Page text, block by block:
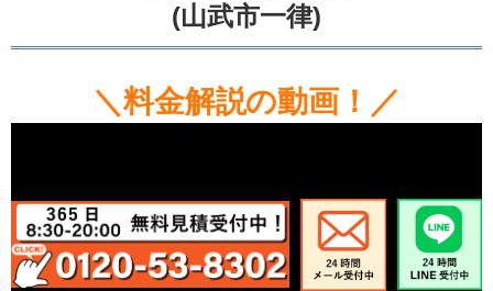
(山武市一律)
＼料金解説の動画！／